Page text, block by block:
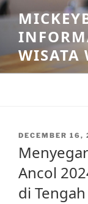
Skip
to
content
WISATA
POSTED
DECEMBER 16,
Ancol
di